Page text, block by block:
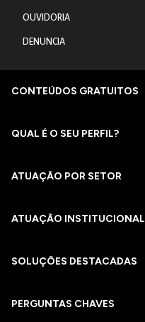
OUVIDORIA
DENUNCIA
CONTEÚDOS GRATUITOS
QUAL É O SEU PERFIL?
ATUAÇÃO POR SETOR
ATUAÇÃO INSTITUCIONAL
SOLUÇÕES DESTACADAS
PERGUNTAS CHAVES​